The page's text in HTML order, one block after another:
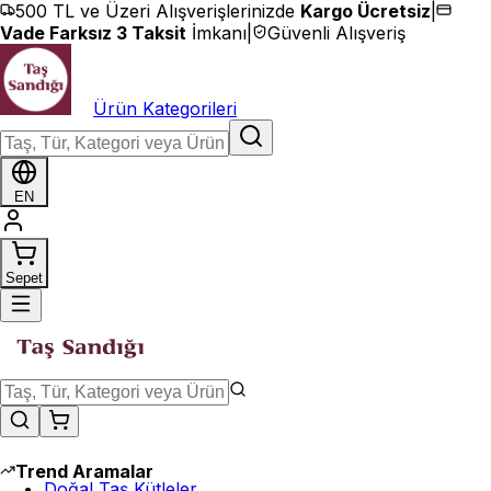
İçeriğe geç
500 TL ve Üzeri Alışverişlerinizde Kargo Ücretsiz
Vade Farksız 3 Taksit İmkanı Güvenli Alışveriş
Ürün Kategorileri
EN
Sepet
Trend Aramalar